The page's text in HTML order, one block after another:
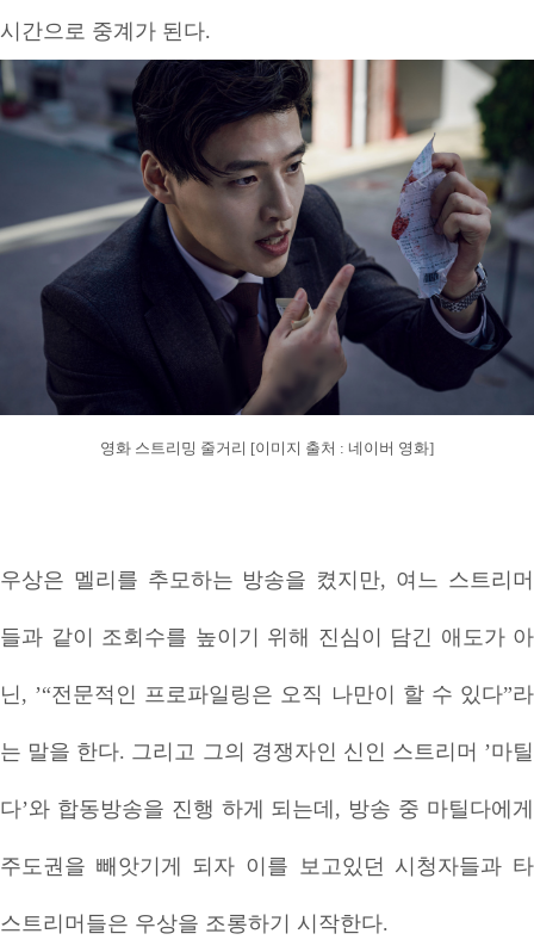
시간으로 중계가 된다.
영화 스트리밍 줄거리 [이미지 출처 : 네이버 영화]
우상은 멜리를 추모하는 방송을 켰지만, 여느 스트리머
들과 같이 조회수를 높이기 위해 진심이 담긴 애도가 아
닌, ’“전문적인 프로파일링은 오직 나만이 할 수 있다”라
는 말을 한다. 그리고 그의 경쟁자인 신인 스트리머 ’마틸
다’와 합동방송을 진행 하게 되는데, 방송 중 마틸다에게
주도권을 빼앗기게 되자 이를 보고있던 시청자들과 타
스트리머들은 우상을 조롱하기 시작한다.